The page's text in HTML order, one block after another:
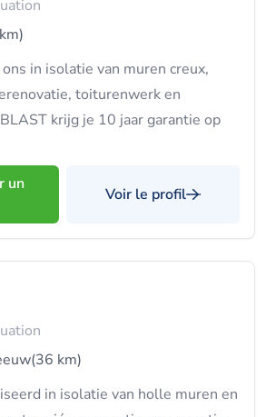
in isolatie van muren creux,
toiturenwerk en
krijg je 10 jaar garantie op
un
Voir le profil
(36 km)
in isolatie van holle muren en